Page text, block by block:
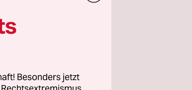
Besonders jetzt